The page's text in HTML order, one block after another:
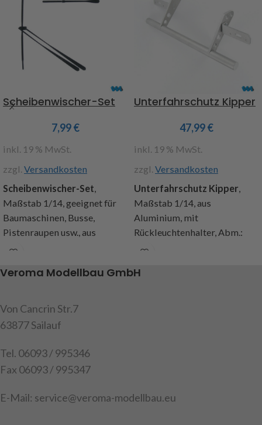
Pendelausgleich, Abstützung
Kammer Rückleuchten,
Nummernschildhalter,
Kotflügel halbrund, 16fach
Verbreiterungen,
Dekorbogen, Bauanleitung
Abmaße: Länge 855mm,
Breite 195mm, Gesamthöhe
265mm, Höhe Plattform
75mm, Gewicht 5,2 kg
Art.Nr. 907400
Nicht für Kinder
Scheibenwischer-Set
7,99€
inkl. 19 % MwSt.
zzgl. Versandkosten
Scheibenwischer-Set,
Maßstab 1/14, geeignet für
Baumaschinen, Busse,
Pistenraupen usw., aus
Kunststoff , bestehend aus
Wischer und einem kleinen
Scheibenwischer :
Gesamtlänge 42mm,
Aufnahmebohrung 2mm,
großer Scheibenwischer :
Armlänge 53mm,
Unterfahrschutz Kipper
47,99€
inkl. 19 % MwSt.
zzgl. Versandkosten
Unterfahrschutz Kipper,
Maßstab 1/14, aus
Aluminium, mit
Rückleuchtenhalter, Abm.:
Breite 175mm, Höhe ca.
von 96mm geeignet, Inhalt : 1
Veroma Modellbau GmbH
Von Cancrin Str.7
63877 Sailauf
Tel. 06093 / 995346
Fax 06093 / 995347
E-Mail: service@veroma-modellbau.eu